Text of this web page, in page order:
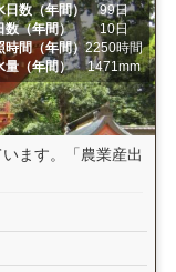
日数（年間）
99日
数（年間）
10日
時間（年間）2250時間
量（年間）
1471mm
ます。「農業産出